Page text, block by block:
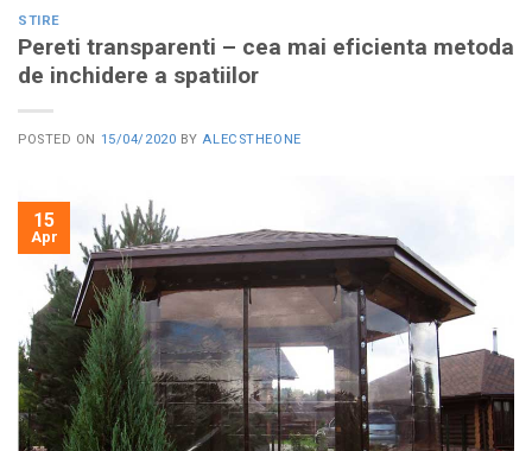
STIRE
Pereti transparenti – cea mai eficienta metoda
de inchidere a spatiilor
POSTED ON 15/04/2020 BYALECSTHEONE
15
Apr